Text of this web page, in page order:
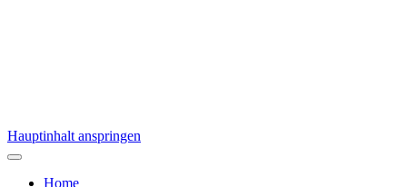
Hauptinhalt anspringen
Home